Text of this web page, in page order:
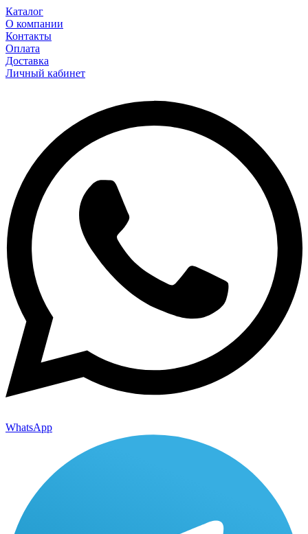
Каталог
О компании
Контакты
Оплата
Доставка
Личный кабинет
WhatsApp